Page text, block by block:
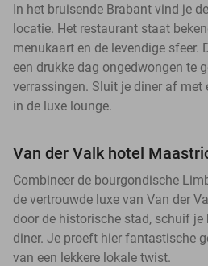
In het bruisende Brabant vind je
locatie. Het restaurant staat
menukaart en de levendige sfeer.
een drukke dag ongedwongen te
verrassingen. Sluit je diner af met
in de luxe lounge.
Van der Valk hotel
Combineer de bourgondische
de vertrouwde luxe van Van der
door de historische stad, schuif je
diner. Je proeft hier fantastische
van een lekkere lokale twist.